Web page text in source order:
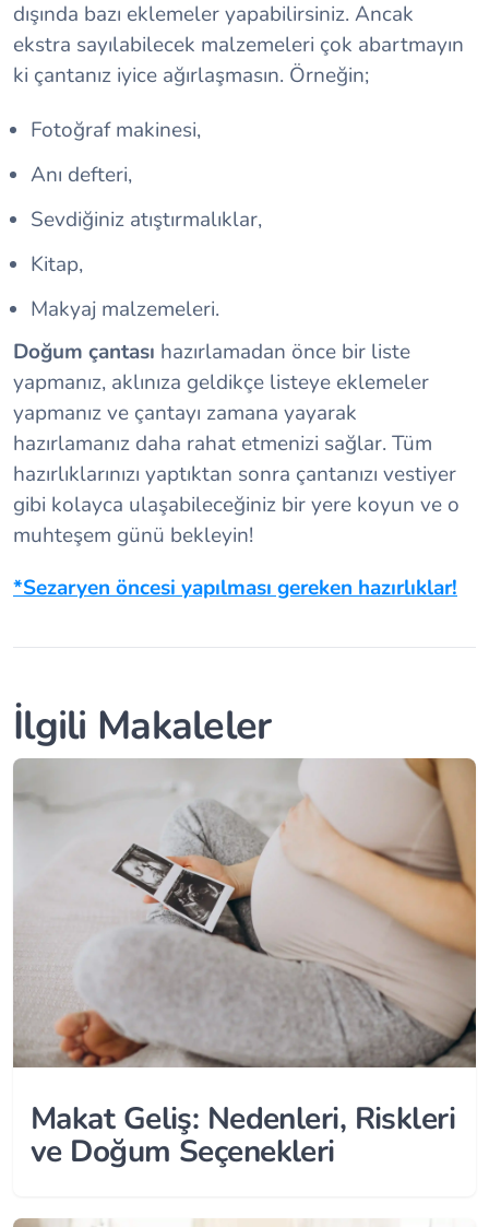
dışında bazı eklemeler yapabilirsiniz. Ancak
ekstra sayılabilecek malzemeleri çok abartmayın
ki çantanız iyice ağırlaşmasın. Örneğin;
Fotoğraf makinesi,
Anı defteri,
Sevdiğiniz atıştırmalıklar,
Kitap,
Makyaj malzemeleri.
Doğum çantası hazırlamadan önce bir liste
yapmanız, aklınıza geldikçe listeye eklemeler
yapmanız ve çantayı zamana yayarak
hazırlamanız daha rahat etmenizi sağlar. Tüm
hazırlıklarınızı yaptıktan sonra çantanızı vestiyer
gibi kolayca ulaşabileceğiniz bir yere koyun ve o
muhteşem günü bekleyin!
*Sezaryen öncesi yapılması gereken hazırlıklar!
İlgili Makaleler
Makat Geliş: Nedenleri, Riskleri
ve Doğum Seçenekleri